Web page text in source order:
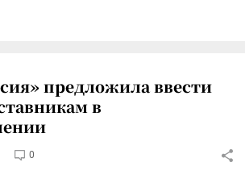
предложила ввести
в
0